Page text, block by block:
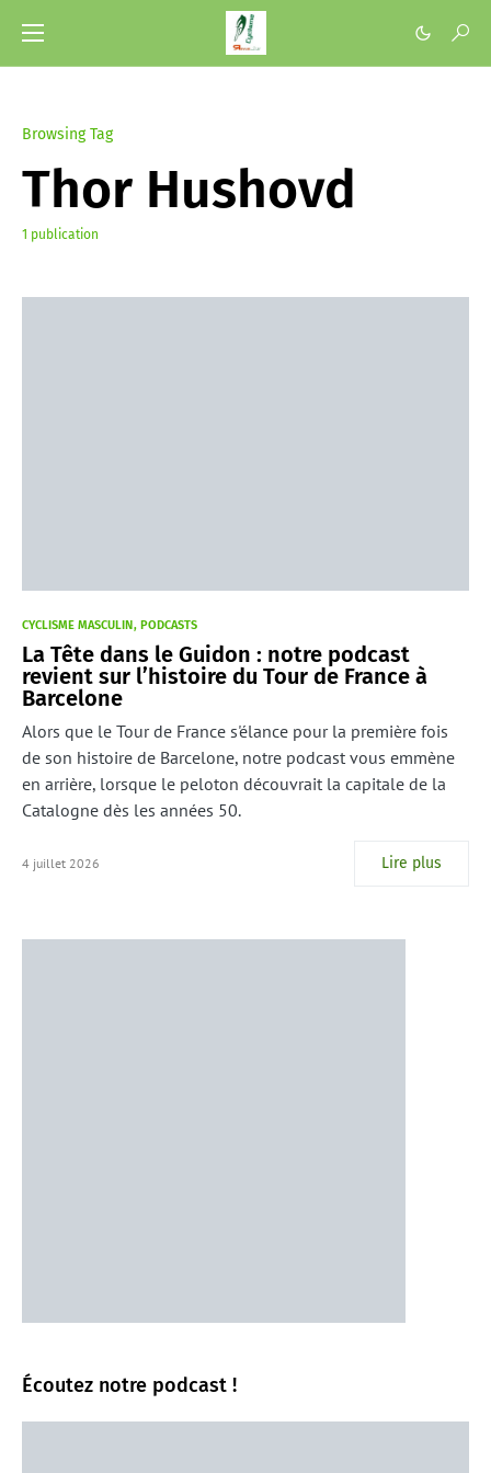
Browsing Tag
Thor Hushovd
1 publication
CYCLISME MASCULIN PODCASTS
La Tête dans le Guidon : notre podcast
revient sur l’histoire du Tour de France à
Barcelone
Alors que le Tour de France s'élance pour la première fois
de son histoire de Barcelone, notre podcast vous emmène
en arrière, lorsque le peloton découvrait la capitale de la
Catalogne dès les années 50.
4 juillet 2026 Lire plus
Écoutez notre podcast !